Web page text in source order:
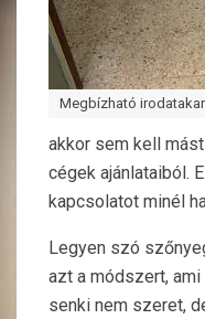
Megbízható
akkor sem kell
cégek ajánlataiból.
kapcsolatot minél
Legyen szó
azt a módszert,
senki nem szeret,